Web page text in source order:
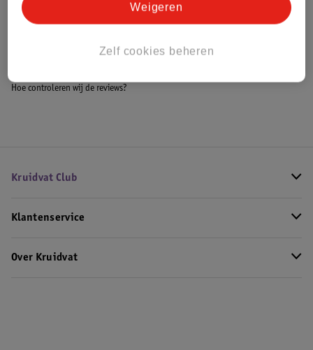
Bekijk ook
Alle Crosstrainers
Hoe controleren wij de reviews?
Kruidvat Club
Klantenservice
Over Kruidvat
Zelf cookies beheren
Weigeren